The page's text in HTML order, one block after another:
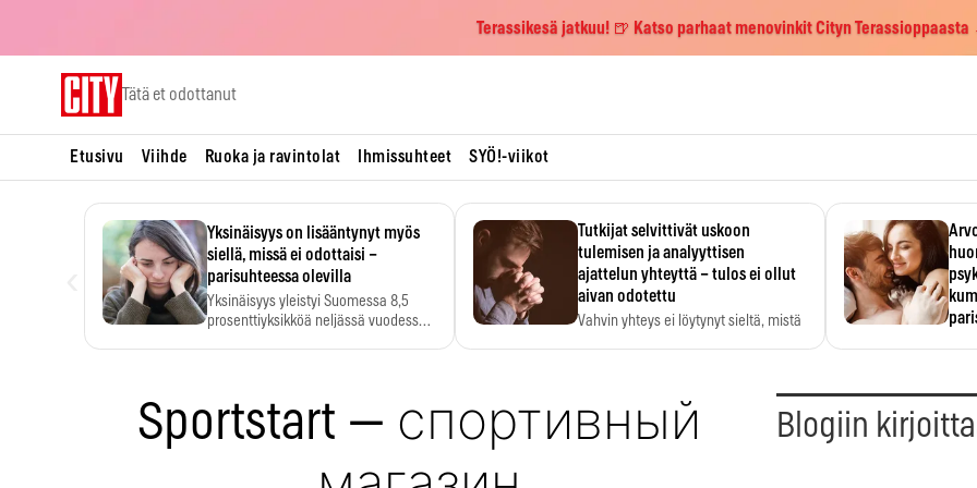
Terassikesä jatkuu! 🍺 Katso parhaat menovinkit Cityn Terassioppaasta
Tätä et odottanut
Etusivu Viihde Ruoka ja ravintolat Ihmissuhteet SYÖ!-viikot
Yksinäisyys on lisääntynyt myös
siellä, missä ei odottaisi –
parisuhteessa olevilla
Yksinäisyys yleistyi Suomessa 8,5
prosenttiyksikköä neljässä vuodessa.
Tutkijat selvittivät uskoon
tulemisen ja analyyttisen
ajattelun yhteyttä – tulos ei ollut
aivan odotettu
Vahvin yhteys ei löytynyt sieltä, mistä
Sportstart — спортивный
Blogiin